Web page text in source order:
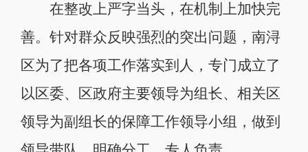
在整改上严字当头，在机制上加快完
善。针对群众反映强烈的突出问题，南浔
区为了把各项工作落实到人，专门成立了
以区委、区政府主要领导为组长、相关区
领导为副组长的保障工作领导小组，做到